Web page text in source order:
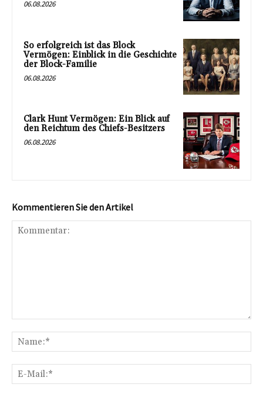
06.08.2026
So erfolgreich ist das Block
Vermögen: Einblick in die Geschichte
der Block-Familie
06.08.2026
Clark Hunt Vermögen: Ein Blick auf
den Reichtum des Chiefs-Besitzers
06.08.2026
Kommentieren Sie den Artikel